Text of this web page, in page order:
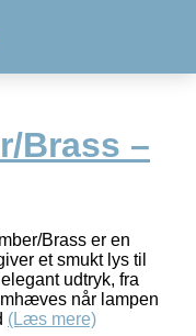
Brass –
Brass er en
et smukt lys til
udtryk, fra
når lampen
(Læs mere)